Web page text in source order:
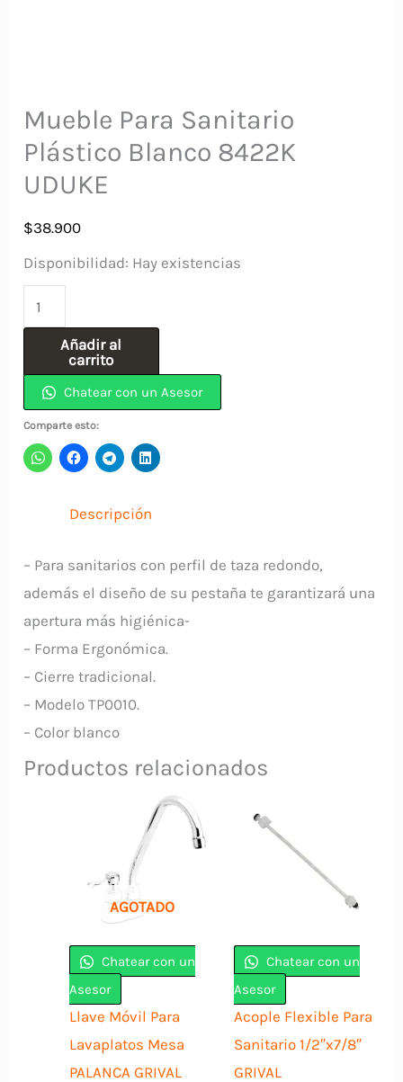
Mueble Para Sanitario
Plástico Blanco 8422K
UDUKE
$38.900
Disponibilidad: Hay existencias
Para
Sanitario
Plástico
Blanco
8422K
UDUKE
Añadir al
carrito
Chatear con un Asesor
Comparte esto:
Descripción
– Para sanitarios con perfil de taza redondo,
además el diseño de su pestaña te garantizará una
apertura más higiénica-
– Forma Ergonómica.
– Cierre tradicional.
– Modelo TP0010.
– Color blanco
Productos relacionados
AGOTADO
Chatear con un
Asesor
Llave Móvil Para
Lavaplatos Mesa
PALANCA GRIVAL
Chatear con un
Asesor
Acople Flexible Para
Sanitario 1/2″x7/8″
GRIVAL